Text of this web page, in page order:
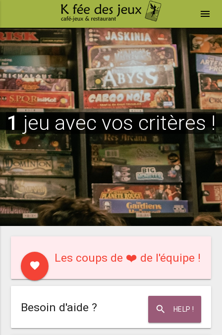
menu
1 jeu avec vos critères !
favorite
Les coups de ❤️ de l'équipe !
search HELP !
Besoin d'aide ?